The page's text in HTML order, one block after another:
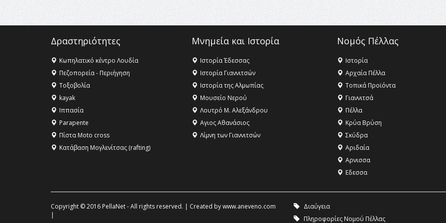
Δραστηριότητες
Κωπηλατικό κέντρο Λουδία
Πεζοπορεία - Περιήγηση
Τοξοβολία
kayak
Ιππασία
Parapente
Πίστα Moto cross
Κατάβαση Μογλενίτσας (rafting)
Μνημεία και Ιστορία
Ιστορία Έδεσσας
Ιστορία Γιαννιτσών
Ιστορία της Αλμωπίας
Μουσείο Νερού
Λουτρό Μ. Αλεξάνδρου
Αγιος Αθανάσιος
Λίμνη των Γιαννιτσών
Νομός Πέλλας
Ιστορία
Αρχαία Πέλλα
Τοπικά Προϊόντα
Γιαννιτσά
Πέλλα
Κρύα Βρύση
Σκύδρα
Αριδαία
Aρνισσα
Eδεσσα
Copyright © 2016 PellaNet - All rights reserved. | Created bywww.aneveno.com
|
Διαύγεια
Πληροφορίες Νομού Πέλλας